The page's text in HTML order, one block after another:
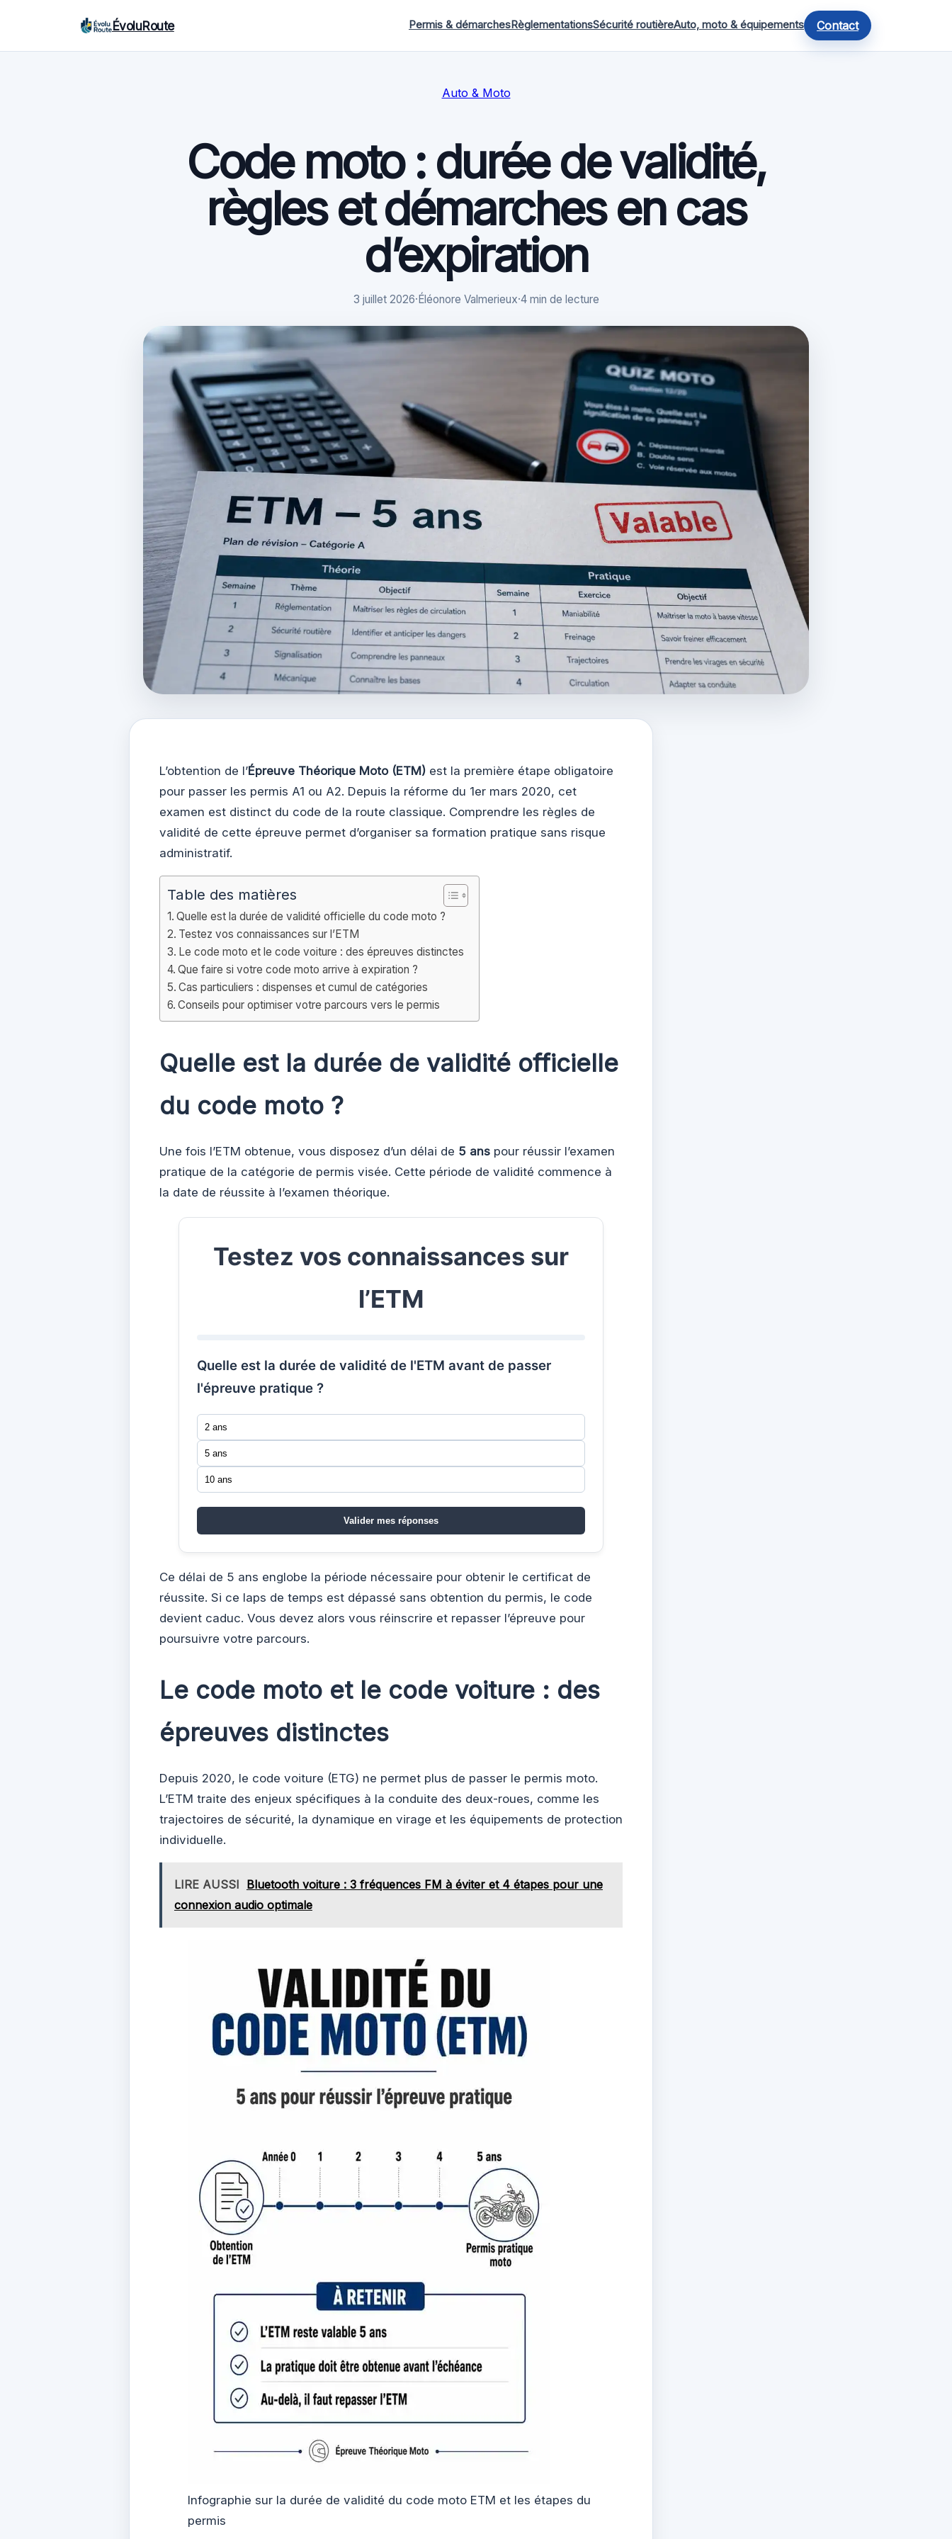
ÉvoluRoute Permis & démarchesRèglementationsSécurité routièreAuto, moto & équipements Contact
Auto & Moto
Code moto : durée de validité,
règles et démarches en cas
d’expiration
3 juillet 2026· Éléonore Valmerieux·4 min de lecture
L’obtention de l’Épreuve Théorique Moto (ETM) est la première étape obligatoire
pour passer les permis A1 ou A2. Depuis la réforme du 1er mars 2020, cet
examen est distinct du code de la route classique. Comprendre les règles de
validité de cette épreuve permet d’organiser sa formation pratique sans risque
administratif.
Table des matières
Quelle est la durée de validité officielle du code moto ?
Testez vos connaissances sur l’ETM
Le code moto et le code voiture : des épreuves distinctes
Que faire si votre code moto arrive à expiration ?
Cas particuliers : dispenses et cumul de catégories
Conseils pour optimiser votre parcours vers le permis
Quelle est la durée de validité officielle
du code moto ?
Une fois l’ETM obtenue, vous disposez d’un délai de 5 ans pour réussir l’examen
pratique de la catégorie de permis visée. Cette période de validité commence à
la date de réussite à l’examen théorique.
Testez vos connaissances sur
l’ETM
Quelle est la durée de validité de l'ETM avant de passer
l'épreuve pratique ?
2 ans
5 ans
10 ans
Valider mes réponses
Ce délai de 5 ans englobe la période nécessaire pour obtenir le certificat de
réussite. Si ce laps de temps est dépassé sans obtention du permis, le code
devient caduc. Vous devez alors vous réinscrire et repasser l’épreuve pour
poursuivre votre parcours.
Le code moto et le code voiture : des
épreuves distinctes
Depuis 2020, le code voiture (ETG) ne permet plus de passer le permis moto.
L’ETM traite des enjeux spécifiques à la conduite des deux-roues, comme les
trajectoires de sécurité, la dynamique en virage et les équipements de protection
individuelle.
LIRE AUSSI Bluetooth voiture : 3 fréquences FM à éviter et 4 étapes pour une
connexion audio optimale
Infographie sur la durée de validité du code moto ETM et les étapes du
permis